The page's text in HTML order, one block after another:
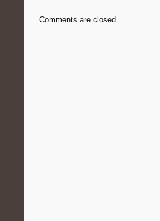
Comments are closed.